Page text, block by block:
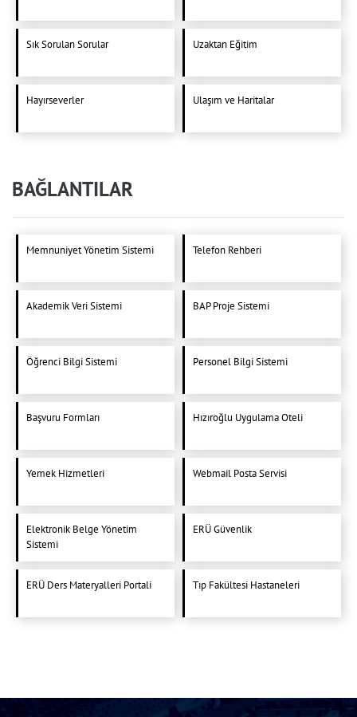
Sık Sorulan Sorular Uzaktan Eğitim
Hayırseverler Ulaşım ve Haritalar
BAĞLANTILAR
Memnuniyet Yönetim Sistemi Telefon Rehberi
Akademik Veri Sistemi BAP Proje Sistemi
Öğrenci Bilgi Sistemi Personel Bilgi Sistemi
Başvuru Formları Hızıroğlu Uygulama Oteli
Yemek Hizmetleri Webmail Posta Servisi
Elektronik Belge Yönetim
Sistemi
ERÜ Güvenlik
ERÜ Ders Materyalleri Portali Tıp Fakültesi Hastaneleri